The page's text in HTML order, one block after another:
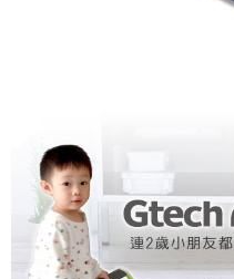
「AFTEE先享後付」，若未經同
５．嚴禁一人註冊多個帳號或使用
恩沛科技股份有限公司將有權停止